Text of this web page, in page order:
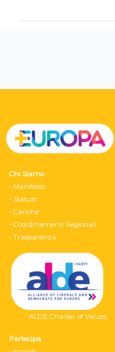
Chi Siamo
- Manifesto
- Statuto
- Cariche
- Coordinamenti Regionali
- Trasparenza
ALDE Charter of Values
Partecipa